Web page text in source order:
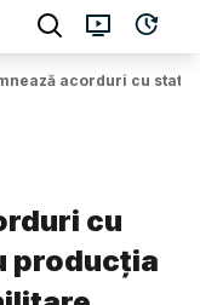
acorduri cu
cu
producția